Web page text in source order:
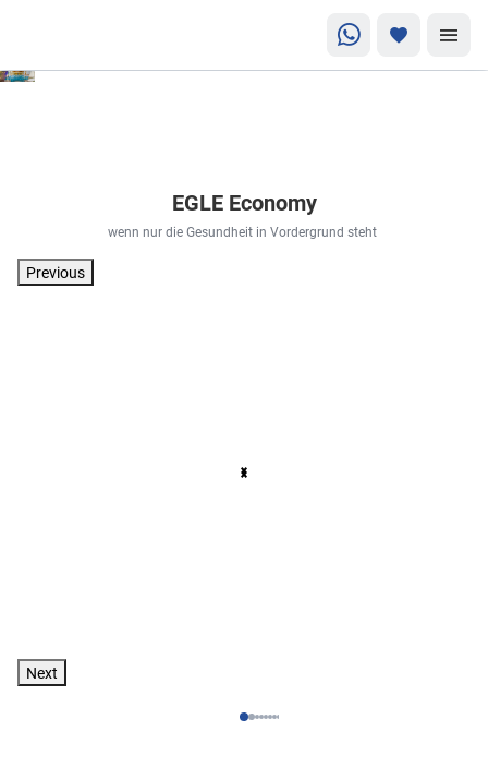
EGLE Economy
wenn nur die Gesundheit in Vordergrund steht
Previous
Next